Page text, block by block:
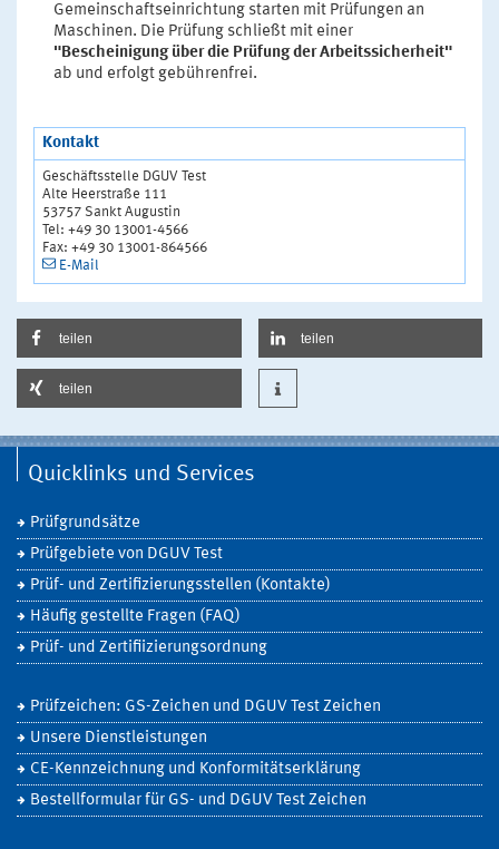
Gemeinschaftseinrichtung starten mit Prüfungen an
Maschinen. Die Prüfung schließt mit einer
"Bescheinigung über die Prüfung der Arbeitssicherheit"
ab und erfolgt gebührenfrei.
Kontakt
Geschäftsstelle DGUV Test
Alte Heerstraße 111
53757 Sankt Augustin
Tel: +49 30 13001-4566
Fax: +49 30 13001-864566
E-Mail
teilen teilen
teilen
Quicklinks und Services
Prüfgrundsätze
Prüfgebiete von DGUV Test
Prüf- und Zertifizierungsstellen (Kontakte)
Häufig gestellte Fragen (FAQ)
Prüf- und Zertifiizierungsordnung
Prüfzeichen: GS-Zeichen und DGUV Test Zeichen
Unsere Dienstleistungen
CE-Kennzeichnung und Konformitätserklärung
Bestellformular für GS- und DGUV Test Zeichen